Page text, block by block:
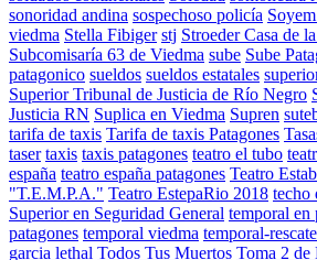
sonoridad andina sospechoso policía
viedma Stella Fibiger stj Stroeder Casa de
Subcomisaría 63 de Viedma sube Sube
patagonico sueldos sueldos estatales
Superior Tribunal de Justicia de Río Negro
Justicia RN Suplica en Viedma Supren
tarifa de taxis Tarifa de taxis Patagones
taser taxis taxis patagones teatro el tubo
españa teatro españa patagones Teatro
"T.E.M.P.A." Teatro EstepaRio 2018 techo
Superior en Seguridad General temporal en
patagones temporal viedma temporal-
garcia lethal Todos Tus Muertos Toma 2 de